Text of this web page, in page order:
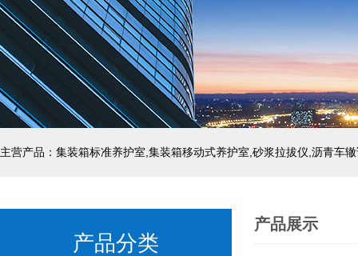
主营产品：集装箱标准养护室,集装箱移动式养护室,砂浆拉拔仪,沥青车
产品分类
产品展示